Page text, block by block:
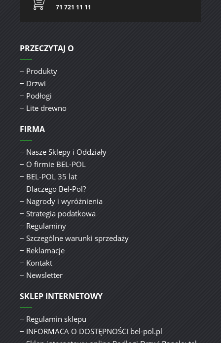
71 721 11 11
PRZECZYTAJ O
Produkty
Drzwi
Podłogi
Lite drewno
FIRMA
Nasze Sklepy i Oddziały
O firmie BEL-POL
BEL-POL 35 lat
Dlaczego Bel-Pol?
Nagrody i wyróżnienia
Strategia podatkowa
Regulaminy
Szczególne warunki sprzedaży
Reklamacje
Kontakt
Newsletter
SKLEP INTERNETOWY
Regulamin sklepu
INFORMACA O DOSTĘPNOŚCI bel-pol.pl